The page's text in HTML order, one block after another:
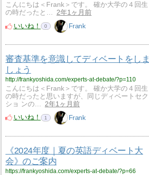
こんにちは＜Frank＞です。 確か大学の４回生
の時だったと…
2年1ヶ月前
いいね！
0 Frank
審査基準を意識してディベートをしま
しょう
http://frankyoshida.com/experts-at-debate/?p=110
こんにちは＜Frank＞です。 確か大学の４回生
の時だったと思いますが、同じディベートセク
ショ ンの…
2年1ヶ月前
いいね！
1 Frank
《2024年度｜夏の英語ディベート大
会》のご案内
https://frankyoshida.com/experts-at-debate/?p=66